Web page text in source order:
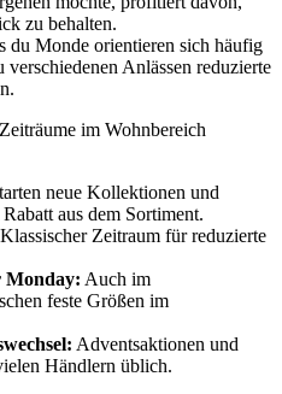
zu behalten.
du Monde orientieren sich häufig
Anlässen reduzierte
im Wohnbereich
neue Kollektionen und
aus dem Sortiment.
Klassischer Zeitraum für reduzierte
Monday: Auch im
feste Größen im
Adventsaktionen und
Händlern üblich.